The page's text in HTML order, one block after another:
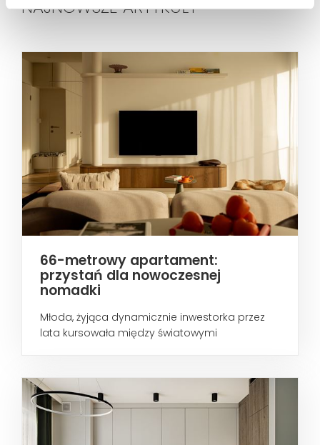
NAJNOWSZE ARTYKUŁY
66-metrowy apartament:
przystań dla nowoczesnej
nomadki
Młoda, żyjąca dynamicznie inwestorka przez
lata kursowała między światowymi